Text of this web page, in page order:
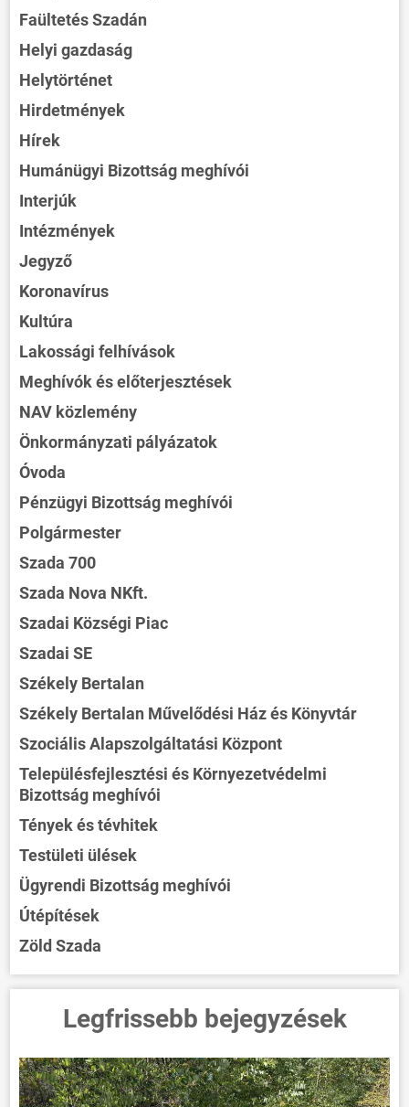
Faültetés Szadán
Helyi gazdaság
Helytörténet
Hirdetmények
Hírek
Humánügyi Bizottság meghívói
Interjúk
Intézmények
Jegyző
Koronavírus
Kultúra
Lakossági felhívások
Meghívók és előterjesztések
NAV közlemény
Önkormányzati pályázatok
Óvoda
Pénzügyi Bizottság meghívói
Polgármester
Szada 700
Szada Nova NKft.
Szadai Községi Piac
Szadai SE
Székely Bertalan
Székely Bertalan Művelődési Ház és Könyvtár
Szociális Alapszolgáltatási Központ
Településfejlesztési és Környezetvédelmi
Bizottság meghívói
Tények és tévhitek
Testületi ülések
Ügyrendi Bizottság meghívói
Útépítések
Zöld Szada
Legfrissebb bejegyzések